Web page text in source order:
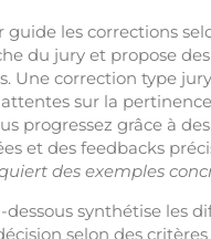
guide les corrections
du jury et propose
Une correction type
sur la
progressez grâce à
et des feedbacks
des exemples
dessous synthétise les
selon des